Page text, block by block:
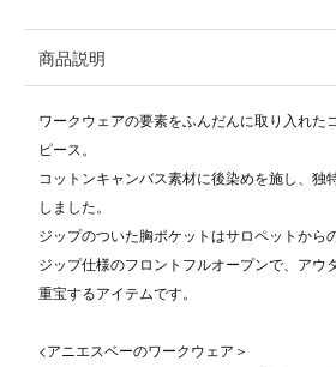
商品説明
ワークウェアの要素をふんだんに取り入れた
ピース。
コットンキャンバス素材に後染めを施し、独
しました。
ジップのついた胸ポケットはサロペットから
ジップ仕様のフロントフルオープンで、アウ
重宝するアイテムです。
<アニエスベーのワークウェア＞